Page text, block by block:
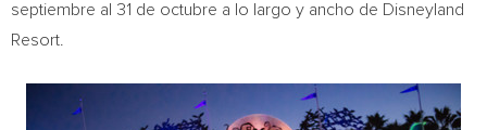
septiembre al 31 de octubre a lo largo y ancho de Disneyland
Resort.